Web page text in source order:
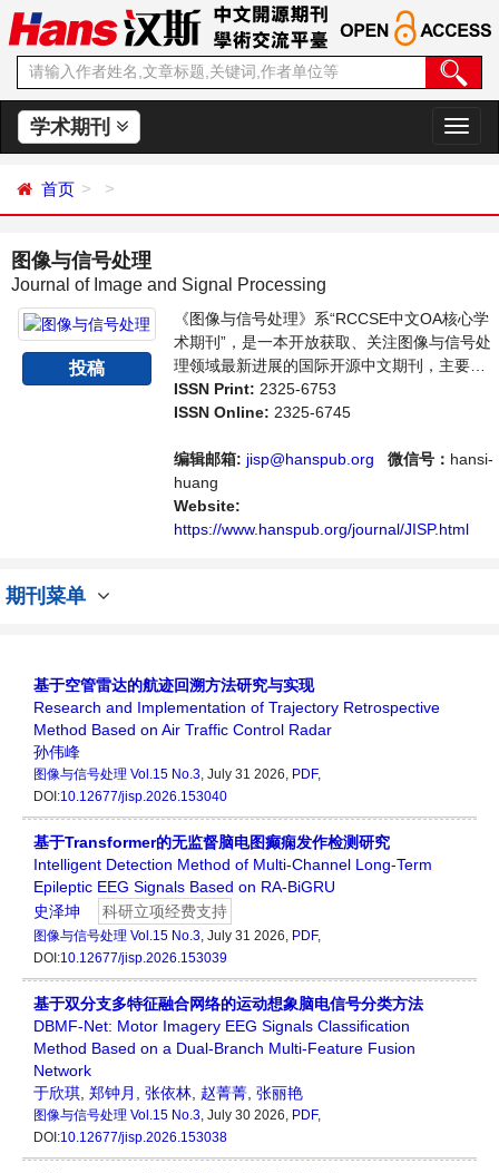
学术期刊
切
换
首页
图像与信号处理
Journal of Image and Signal Processing
投稿
《图像与信号处理》系“RCCSE中文OA核心学
术期刊”，是一本开放获取、关注图像与信号处
理领域最新进展的国际开源中文期刊，主要刊
登图像图形科学及其密切相关领域的基础研究
和应用研究方面具有创新性的、高水平科研学
科学，繁荣学术，集学术性、思想性为一体，
旨在给世界范围内的科学家、学者、科研人员
提供一个传播、分享和讨论图像与信号处理领
域内不同方向问题与发展的交流平台...
ISSN Print: 2325-6753
ISSN Online: 2325-6745
编辑邮箱: jisp@hanspub.org 微信号： hansi-
huang
Website:
https://www.hanspub.org/journal/JISP.html
期刊菜单
基于空管雷达的航迹回溯方法研究与实现
Research and Implementation of Trajectory Retrospective
Method Based on Air Traffic Control Radar
孙伟峰
图像与信号处理 Vol.15 No.3, July 31 2026, PDF,
DOI:10.12677/jisp.2026.153040
基于Transformer的无监督脑电图癫痫发作检测研究
Intelligent Detection Method of Multi-Channel Long-Term
Epileptic EEG Signals Based on RA-BiGRU
史泽坤
科研立项经费支持
图像与信号处理 Vol.15 No.3, July 31 2026, PDF,
DOI:10.12677/jisp.2026.153039
基于双分支多特征融合网络的运动想象脑电信号分类方法
DBMF-Net: Motor Imagery EEG Signals Classification
Method Based on a Dual-Branch Multi-Feature Fusion
Network
于欣琪 郑钟月 张依林 赵菁菁 张丽艳
图像与信号处理 Vol.15 No.3, July 30 2026, PDF,
DOI:10.12677/jisp.2026.153038